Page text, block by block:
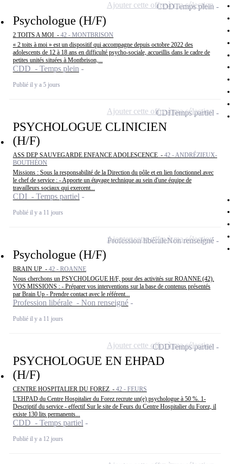
Psychologue (H/F)
2 TOITS A MOI - 42 - MONTBRISON
« 2 toits à moi » est un dispositif qui accompagne depuis octobre 2022 des
adolescents de 12 à 18 ans en difficulté psycho-sociale, accueillis dans le cadre de
petites unités situées à Montbrison,...
CDD - Temps plein
Publié il y a 5 jours
CDDTemps plein
Ajouter cette offre à ma sélection
PSYCHOLOGUE CLINICIEN
(H/F)
ASS DEP SAUVEGARDE ENFANCE ADOLESCENCE - 42 - ANDRÉZIEUX-
BOUTHÉON
Missions : Sous la responsabilité de la Direction du pôle et en lien fonctionnel avec
le chef de service : - Apporte un étayage technique au sein d'une équipe de
travailleurs sociaux qui exercent...
CDI - Temps partiel
Publié il y a 11 jours
CDITemps partiel
Ajouter cette offre à ma sélection
Psychologue (H/F)
BRAIN UP - 42 - ROANNE
Nous cherchons un PSYCHOLOGUE H/F, pour des activités sur ROANNE (42).
VOS MISSIONS : - Préparer vos interventions sur la base de contenus présentés
par Brain Up - Prendre contact avec le référent...
Profession libérale - Non renseigné
Publié il y a 11 jours
Profession libéraleNon renseigné
Ajouter cette offre à ma sélection
PSYCHOLOGUE EN EHPAD
(H/F)
CENTRE HOSPITALIER DU FOREZ - 42 - FEURS
L'EHPAD du Centre Hospitalier du Forez recrute un(e) psychologue à 50 %. 1-
Descriptif du service - effectif Sur le site de Feurs du Centre Hospitalier du Forez, il
existe 130 lits permanents...
CDD - Temps partiel
Publié il y a 12 jours
CDDTemps partiel
Ajouter cette offre à ma sélection